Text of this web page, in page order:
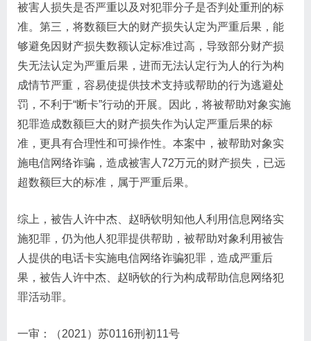
被害人损失是否严重以及对犯罪分子是否判处重刑的标
准。第三，将数额巨大的财产损失认定为严重后果，能
够避免因财产损失数额认定标准过高，导致部分财产损
失无法认定为严重后果，进而无法认定行为人的行为构
成情节严重，容易使提供技术支持或帮助的行为逃避处
罚，不利于“断卡”行动的开展。因此，将被帮助对象实施
犯罪造成数额巨大的财产损失作为认定严重后果的标
准，更具有合理性和可操作性。本案中，被帮助对象实
施电信网络诈骗，造成被害人72万元的财产损失，已远
超数额巨大的标准，属于严重后果。
综上，被告人许中杰、赵昞钦明知他人利用信息网络实
施犯罪，仍为他人犯罪提供帮助，被帮助对象利用被告
人提供的电话卡实施电信网络诈骗犯罪，造成严重后
果，被告人许中杰、赵昞钦的行为构成帮助信息网络犯
罪活动罪。
一审：（2021）苏0116刑初11号